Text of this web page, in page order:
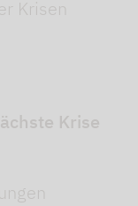
Krisen
Krise